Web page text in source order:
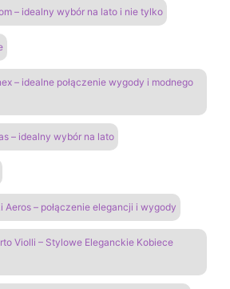
– idealny wybór na lato i nie tylko
– idealne połączenie wygody i modnego
– idealny wybór na lato
Aeros – połączenie elegancji i wygody
Violli – Stylowe Eleganckie Kobiece